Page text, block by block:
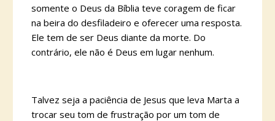
somente o Deus da Bíblia teve coragem de ficar
na beira do desfiladeiro e oferecer uma resposta.
Ele tem de ser Deus diante da morte. Do
contrário, ele não é Deus em lugar nenhum.
Talvez seja a paciência de Jesus que leva Marta a
trocar seu tom de frustração por um tom de